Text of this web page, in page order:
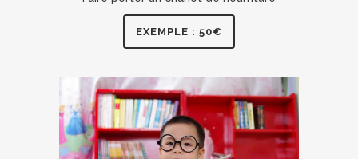
EXEMPLE : 50€